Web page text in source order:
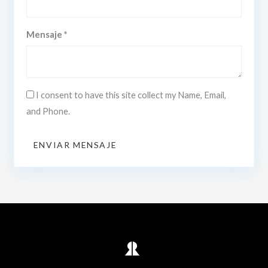
Mensaje *
I consent to have this site collect my Name, Email,
and Phone.
ENVIAR MENSAJE